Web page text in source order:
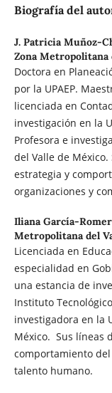
Biografía del
J. Patricia Muñoz-
Zona Metropolitana
Doctora en
por la UPAEP.
licenciada en
investigación en la
Profesora e
del Valle de
estrategia y
organizaciones y
Iliana García-
Metropolitana del
Licenciada en
especialidad en
una estancia de
Instituto
investigadora en la
México. Sus líneas
comportamiento
talento humano.